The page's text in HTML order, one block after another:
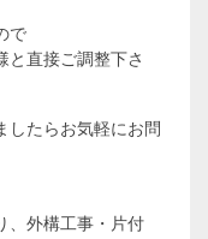
で
と直接ご調整下さ
したらお気軽にお問
、外構工事・片付